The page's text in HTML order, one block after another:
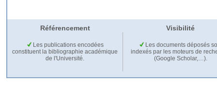
Référencement Visibilité
Les publications encodées
constituent la bibliographie académique
de l'Université.
Les documents déposés
indexés par les moteurs de
(Google Scholar,…).